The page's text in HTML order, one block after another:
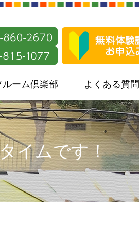
ルーム倶楽部 よくある質問
イムです！